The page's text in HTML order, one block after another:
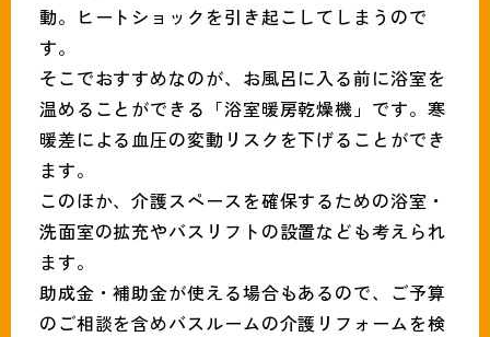
動。ヒートショックを引き起こしてしまうので
す。
そこでおすすめなのが、お風呂に入る前に浴室を
温めることができる「浴室暖房乾燥機」です。寒
暖差による血圧の変動リスクを下げることができ
ます。
このほか、介護スペースを確保するための浴室・
洗面室の拡充やバスリフトの設置なども考えられ
ます。
助成金・補助金が使える場合もあるので、ご予算
のご相談を含めバスルームの介護リフォームを検